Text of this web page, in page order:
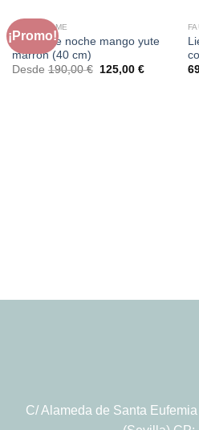
¡Promo!
FAURA HOME
Mesita de noche mango yute
marrón (40 cm)
Desde 190,00€
El
125,00 €El
C/ Alameda de Santa